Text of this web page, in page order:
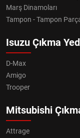
Marş Dinamoları
Tampon - Tampon
Isuzu Çıkma
D-Max
Amigo
Trooper
Mitsubishi
Attrage